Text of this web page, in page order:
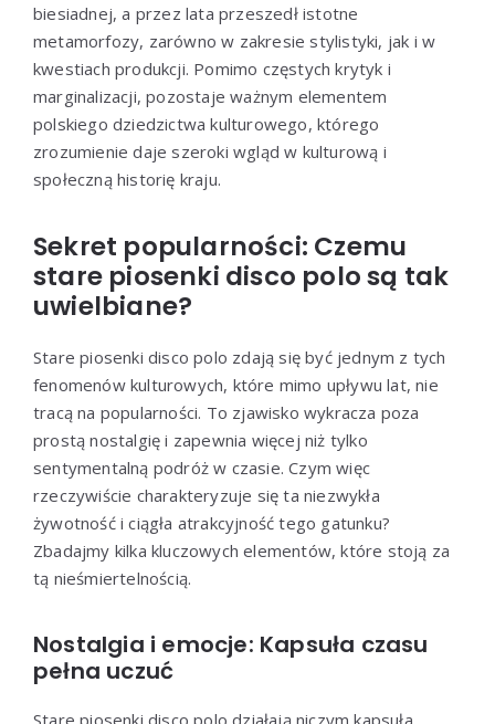
biesiadnej, a przez lata przeszedł istotne
metamorfozy, zarówno w zakresie stylistyki, jak i w
kwestiach produkcji. Pomimo częstych krytyk i
marginalizacji, pozostaje ważnym elementem
polskiego dziedzictwa kulturowego, którego
zrozumienie daje szeroki wgląd w kulturową i
społeczną historię kraju.
Sekret popularności: Czemu
stare piosenki disco polo są tak
uwielbiane?
Stare piosenki disco polo zdają się być jednym z tych
fenomenów kulturowych, które mimo upływu lat, nie
tracą na popularności. To zjawisko wykracza poza
prostą nostalgię i zapewnia więcej niż tylko
sentymentalną podróż w czasie. Czym więc
rzeczywiście charakteryzuje się ta niezwykła
żywotność i ciągła atrakcyjność tego gatunku?
Zbadajmy kilka kluczowych elementów, które stoją za
tą nieśmiertelnością.
Nostalgia i emocje: Kapsuła czasu
pełna uczuć
Stare piosenki disco polo działają niczym kapsuła